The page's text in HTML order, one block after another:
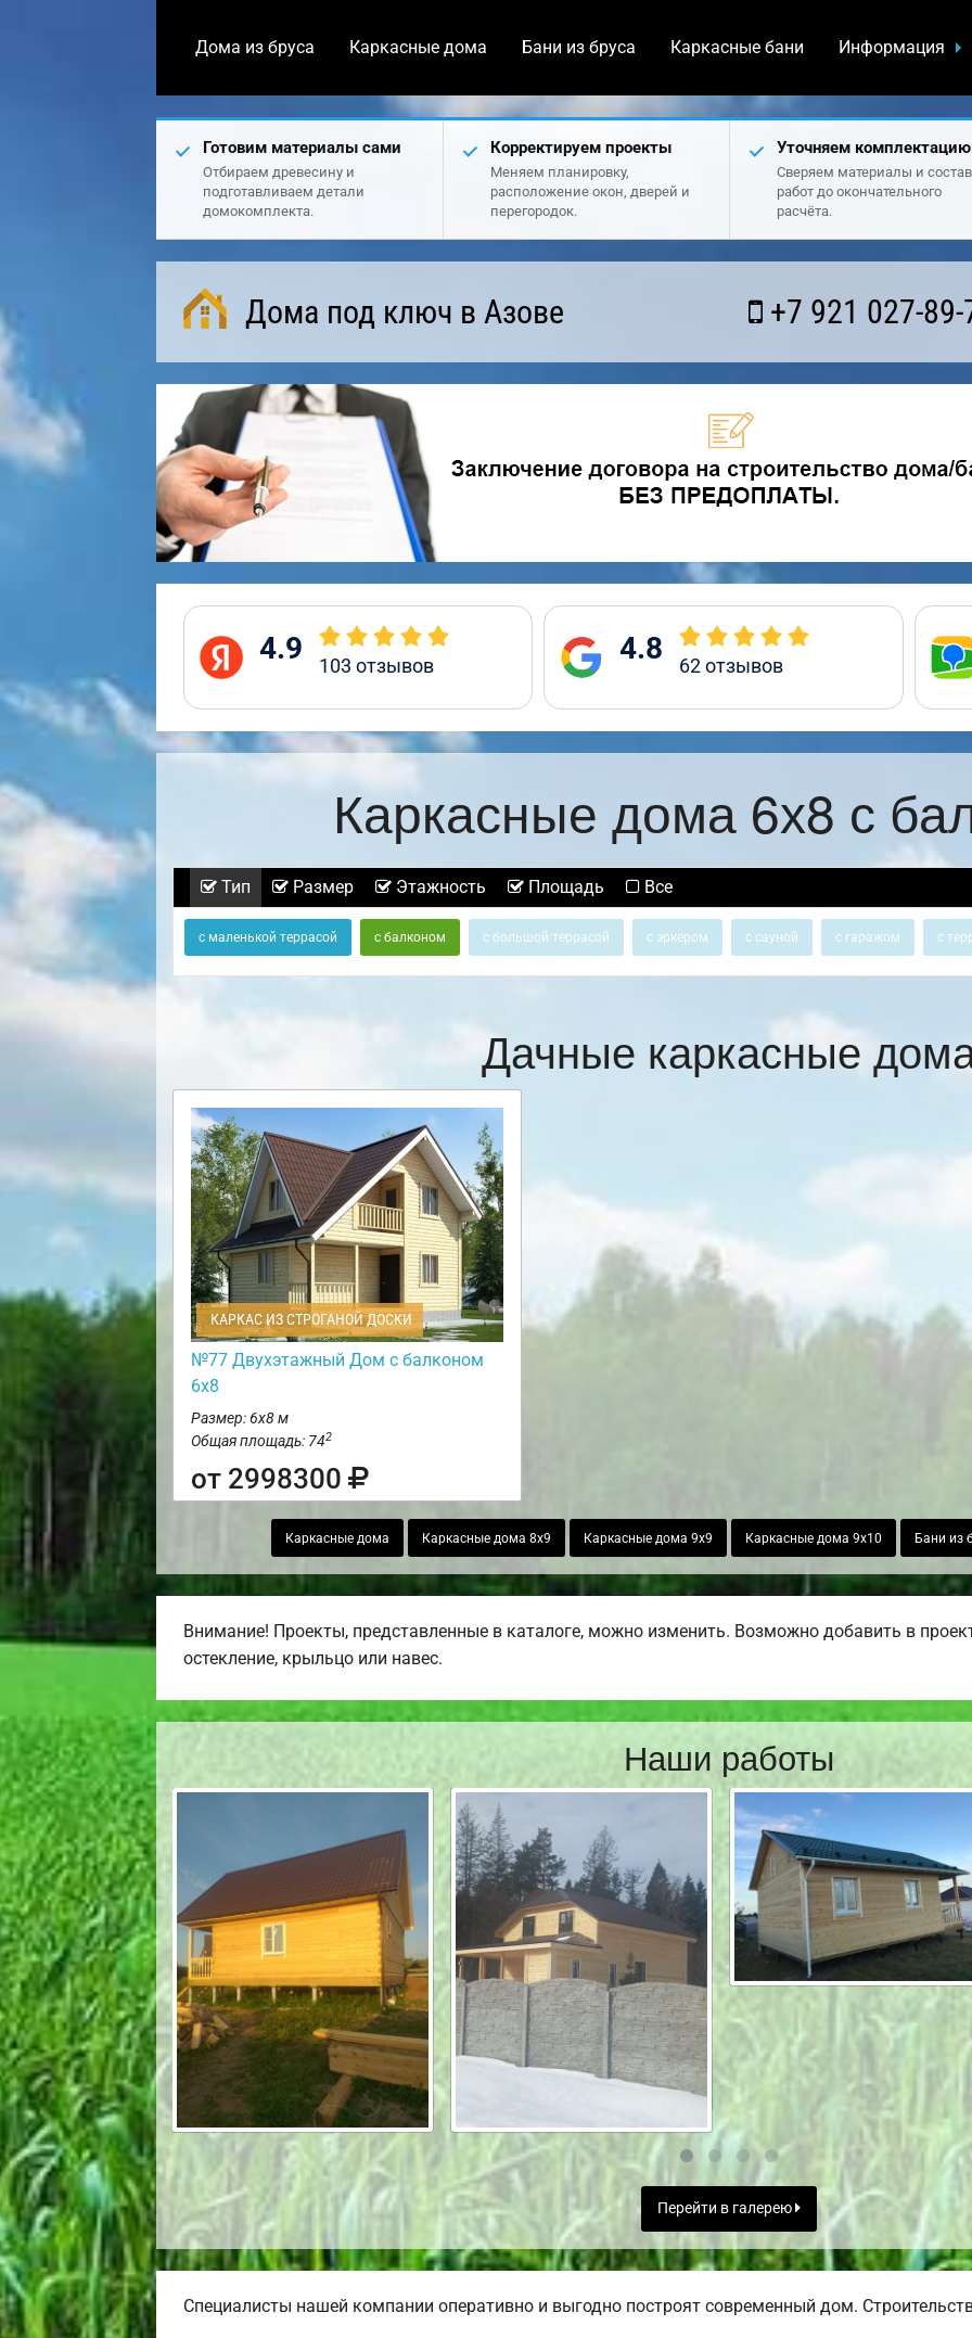
Дома из бруса Каркасные дома Бани из бруса Каркасные бани Информация
Готовим материалы сами
Отбираем древесину и
подготавливаем детали
домокомплекта.
Корректируем проекты
Меняем планировку,
расположение окон, дверей и
перегородок.
Уточняем комплектацию
Сверяем материалы и состав
работ до окончательного
расчёта.
Дома под ключ в Азове +7 921 027-89-
4.9 103 отзывов 4.8 62отзывов
Каркасные дома 6х8 с
Тип Размер Этажность Площадь Все
с маленькой террасой с балконом с большой террасой с эркером с сауной с гаражом с
Дачные каркасные
КАРКАС ИЗ СТРОГАНОЙ ДОСКИ
№77 Двухэтажный Дом с балконом
6х8
Размер: 6х8 м
Общая площадь: 742
от 2998300
Каркасные дома Каркасные дома 8х9 Каркасные дома 9х9 Каркасные дома 9х10 Бани из
Внимание! Проекты, представленные в каталоге, можно изменить. Возможно добавить в
остекление, крыльцо или навес.
Наши работы
Перейти в галерею
Специалисты нашей компании оперативно и выгодно построят современный дом.